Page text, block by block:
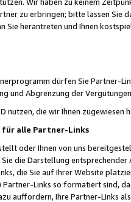
zu erbringen; bitte lassen Sie
Sie herantreten und Ihnen
dürfen Sie Partner-
und Abgrenzung der
nutzen, die wir Ihnen zugewiesen
für alle Partner-Links
oder Ihnen von uns
die Darstellung
die Sie auf Ihrer Website
Partner-Links so formatiert sind,
auffordern, Ihre Partner-Links